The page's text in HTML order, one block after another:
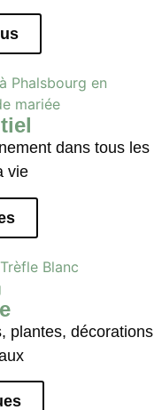
dans tous les
vie
plantes, décorations